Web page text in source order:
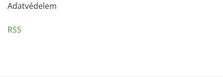
Adatvédelem
RSS